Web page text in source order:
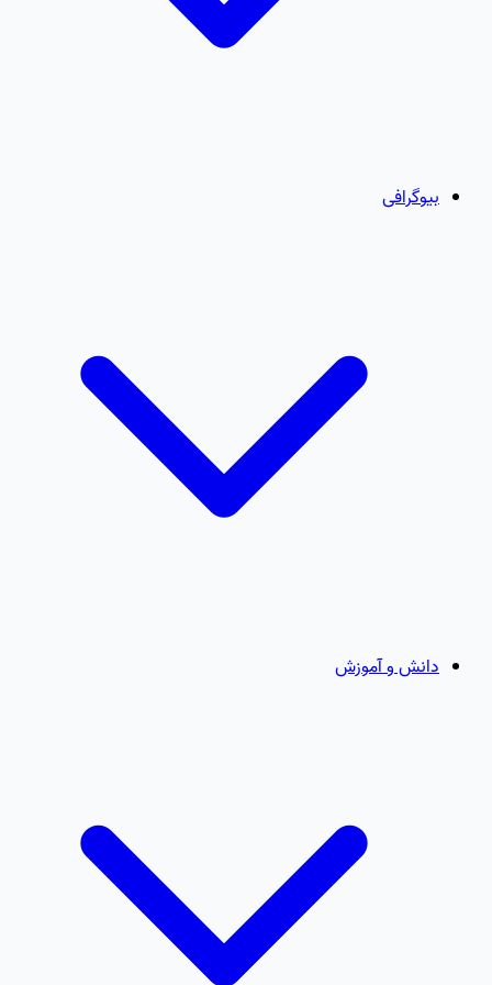
بیوگرافی
دانش و آموزش